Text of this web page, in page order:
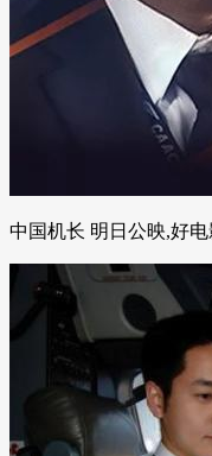
中国机长 明日公映,好